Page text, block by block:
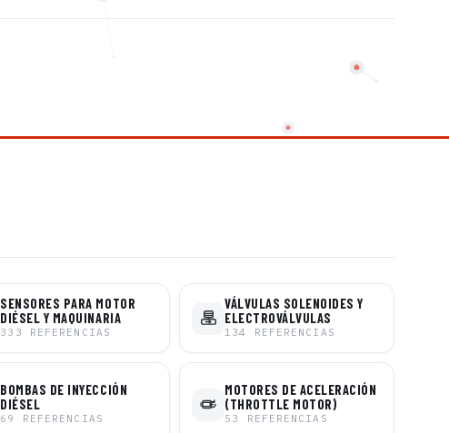
SENSORES PARA MOTOR
DIÉSEL Y MAQUINARIA
333 REFERENCIAS
VÁLVULAS SOLENOIDES Y
ELECTROVÁLVULAS
134 REFERENCIAS
BOMBAS DE INYECCIÓN
DIÉSEL
69 REFERENCIAS
MOTORES DE ACELERACIÓN
(THROTTLE MOTOR)
53 REFERENCIAS